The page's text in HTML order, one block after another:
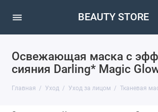
BEAUTY STORE
Освежающая маска с
сияния Darling* Magic
Главная Уход Уход за лицом Тканевая